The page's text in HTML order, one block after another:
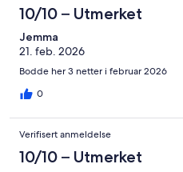
10/10 – Utmerket
Jemma
21. feb. 2026
Bodde her 3 netter i februar 2026
0
Verifisert anmeldelse
10/10 – Utmerket